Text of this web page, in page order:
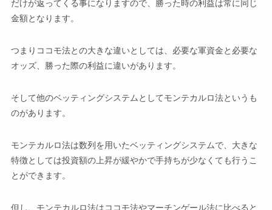
だけが返ってくる事になりますので、勝った時の利益は常に同じ
金額となります。
つまりココモ法との大きな違いとしては、必要な軍資金と必要な
オッズ、勝った際の利益に違いがあります。
そして他のベッティングシステムとしてモンテカルロ法というも
のがあります。
モンテカルロ法は数列を用いたベッティングシステムで、大きな
特徴としては投資額の上昇が緩やかで手持ちが少なくても行うこ
とができます。
但し、モンテカルロ法はココモ法やマーチンゲール法に比べると